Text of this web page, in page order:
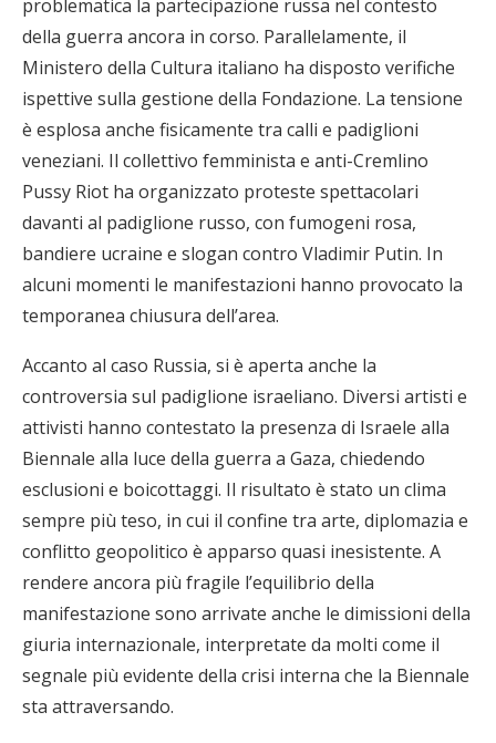
problematica la partecipazione russa nel contesto
della guerra ancora in corso. Parallelamente, il
Ministero della Cultura italiano ha disposto verifiche
ispettive sulla gestione della Fondazione. La tensione
è esplosa anche fisicamente tra calli e padiglioni
veneziani. Il collettivo femminista e anti-Cremlino
Pussy Riot ha organizzato proteste spettacolari
davanti al padiglione russo, con fumogeni rosa,
bandiere ucraine e slogan contro Vladimir Putin. In
alcuni momenti le manifestazioni hanno provocato la
temporanea chiusura dell’area.
Accanto al caso Russia, si è aperta anche la
controversia sul padiglione israeliano. Diversi artisti e
attivisti hanno contestato la presenza di Israele alla
Biennale alla luce della guerra a Gaza, chiedendo
esclusioni e boicottaggi. Il risultato è stato un clima
sempre più teso, in cui il confine tra arte, diplomazia e
conflitto geopolitico è apparso quasi inesistente. A
rendere ancora più fragile l’equilibrio della
manifestazione sono arrivate anche le dimissioni della
giuria internazionale, interpretate da molti come il
segnale più evidente della crisi interna che la Biennale
sta attraversando.